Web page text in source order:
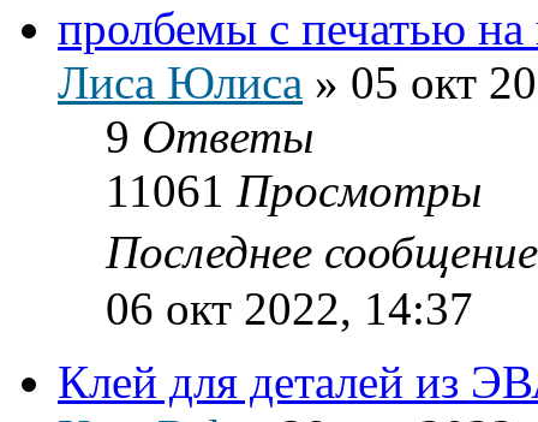
пролбемы с печатью
Лиса Юлиса » 05 окт
9 Ответы
11061 Просмотры
Последнее
06 окт 2022, 14:37
Клей для деталей из